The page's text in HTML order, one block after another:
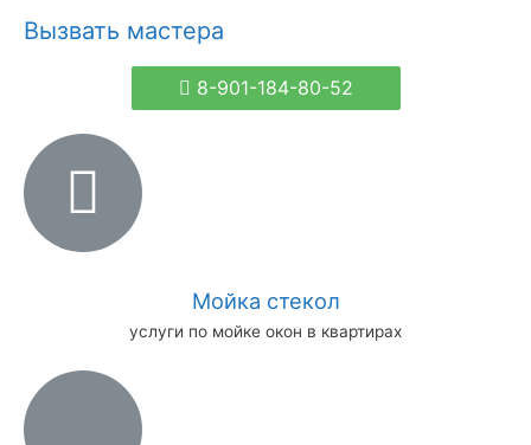
Вызвать мастера
8-901-184-80-52
Мойка стекол
услуги по мойке окон в квартирах